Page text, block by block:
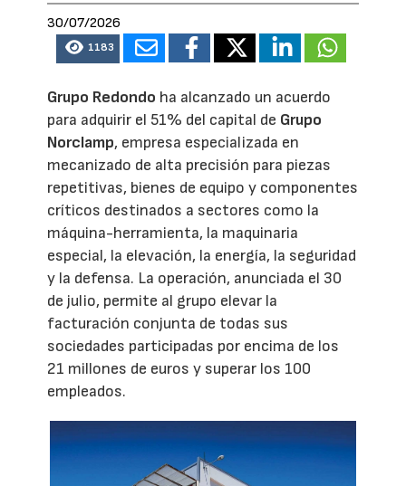
30/07/2026
1183
Grupo Redondo ha alcanzado un acuerdo
para adquirir el 51% del capital de Grupo
Norclamp, empresa especializada en
mecanizado de alta precisión para piezas
repetitivas, bienes de equipo y componentes
críticos destinados a sectores como la
máquina-herramienta, la maquinaria
especial, la elevación, la energía, la seguridad
y la defensa. La operación, anunciada el 30
de julio, permite al grupo elevar la
facturación conjunta de todas sus
sociedades participadas por encima de los
21 millones de euros y superar los 100
empleados.